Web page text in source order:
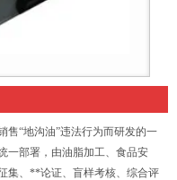
售“地沟油”违法行为而研发的一
一部署，由油脂加工、食品安
集、**论证、盲样考核、综合评